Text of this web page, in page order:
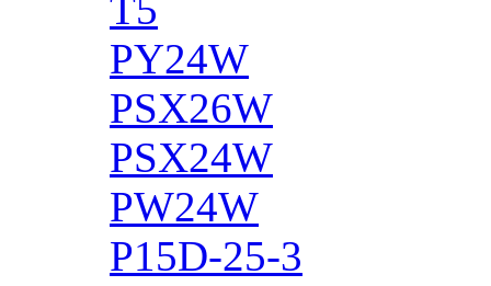
PY24W
PSX26W
PSX24W
PW24W
P15D-25-3